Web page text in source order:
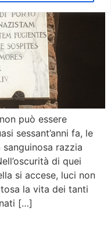
può essere
sessant’anni fa, le
razzia
di quei
si accese, luci non
la vita dei tanti
[…]